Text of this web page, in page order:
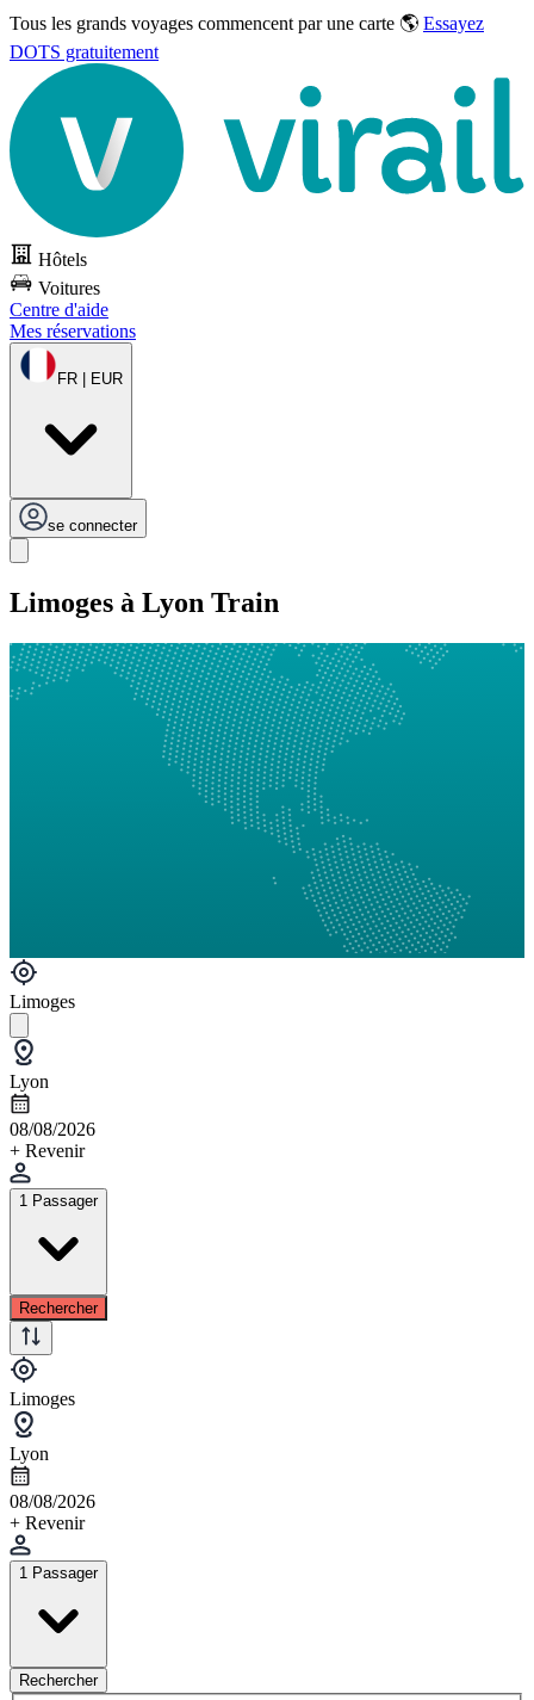
Tous les grands voyages commencent par une carte 🌎 Essayez
DOTS gratuitement
Hôtels
Voitures
Centre d'aide
Mes réservations
FR | EUR
se connecter
Limoges à Lyon Train
Limoges
Lyon
08/08/2026
+ Revenir
1 Passager
Rechercher
Limoges
Lyon
08/08/2026
+ Revenir
1 Passager
Rechercher